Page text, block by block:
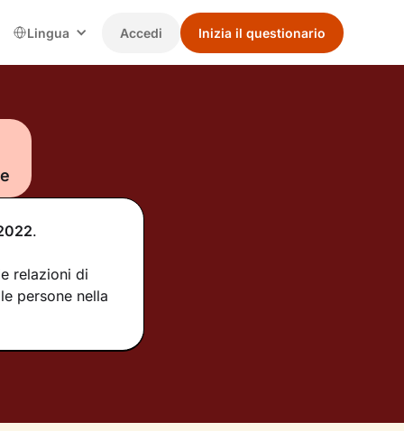
Lingua Accedi Inizia il questionario
.
relazioni di
persone nella